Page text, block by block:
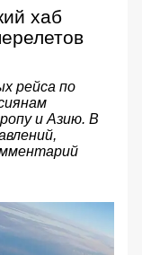
хаб
рейса по
и Азию. В